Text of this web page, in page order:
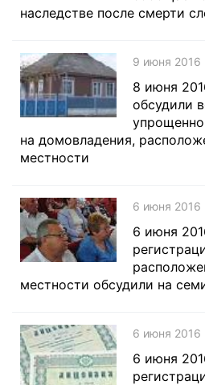
наследстве после смерти
9 июня 2016
8 июня
обсудили
на домовладения,
местности
6 июня 2016
6 июня
местности обсудили на
6 июня 2016
6 июня